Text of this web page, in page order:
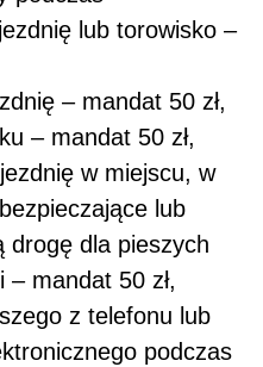
lub torowisko –
– mandat 50 zł,
– mandat 50 zł,
w miejscu, w
lub
drogę dla pieszych
mandat 50 zł,
z telefonu lub
podczas